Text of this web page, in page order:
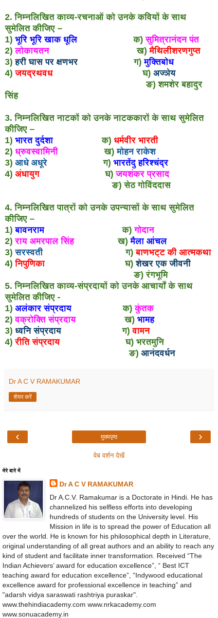
2. निम्नलिखित काव्य-रचनाओं को उनके कवियों के साथ
सुमेलित कीजिए –
1) भूरि भूरि खाक धूलि क)सुमित्रानंदन पंत
2)लोकायतनख)मैथिलीशरणगुप्त
3)हरी घास पर क्षणभर ग)मुक्तिबोध
4)जयद्रथवध घ) अज्ञेय
ङ) शमशेर बहादुर
सिंह
3. निम्नलिखित नाटकों को उनके नाटककारों के साथ सुमेलित
कीजिए –
1) भारत दुर्दशा क) धर्मवीर भारती
2) ध्रुवस्वामिनी ख)मोहन राकेश
3) आधे अधूरे ग) भारतेंदु हरिश्चंद्र
4) अंधायुग घ)जयशंकर प्रसाद
ङ) सेठ गोविंददास
4. निम्नलिखित पात्रों को उनके उपन्यासों के साथ सुमेलित
कीजिए –
1)बावनराम क)गोदान
2)राय अमरपाल सिंहख)मैला आंचल
3)सरस्वती ग)बाणभट्ट की आत्मकथा
4)निपुणिका घ)शेखर एक जीवनी
ङ) रंगभूमि
5. निम्नलिखित काव्य-संप्रदायों को उनके आचार्यों के साथ
सुमेलित कीजिए -
1) अलंकार संप्रदाय क)कुंतक
2)वक्रोक्ति संप्रदाय ख) भामह
3) ध्वनि संप्रदाय ग)वामन
4)रीति संप्रदाय घ) भरतमुनि
ङ) आनंदवर्धन
Dr A C V RAMAKUMAR
शेयर करें
‹ ›
मुख्यपृष्ठ
वेब वर्शन देखें
मेरे बारे में
Dr A C V RAMAKUMAR
Dr A.C.V. Ramakumar is a Doctorate in Hindi. He has
channelized his selfless efforts into developing
hundreds of students on the University level. His
Mission in life is to spread the power of Education all
over the world. He is known for his philosophical depth in Literature,
original understanding of all great authors and an ability to reach any
kind of student and facilitate inner transformation. Received “The
Indian Achievers’ award for education excellence”, “ Best ICT
teaching award for education excellence”, “Indywood educational
excellence award for professional excellence in teaching” and
"adarsh vidya saraswati rashtriya puraskar".
www.thehindiacademy.com www.nrkacademy.com
www.sonuacademy.in